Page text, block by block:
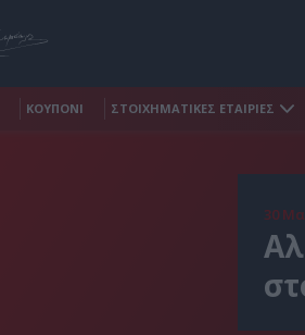
ΚΟΥΠΟΝΙ ΣΤΟΙΧΗΜΑΤΙΚΕΣ ΕΤΑΙΡΙΕΣ
30